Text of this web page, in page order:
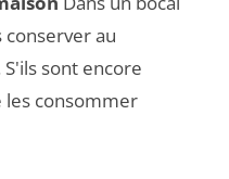
au
sont encore
les consommer